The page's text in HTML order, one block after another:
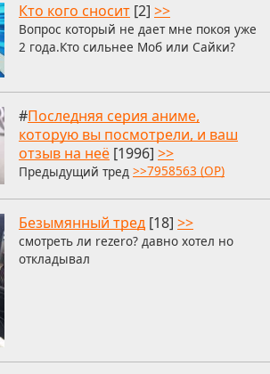
Кто кого сносит [2] >>
Вопрос который не дает мне покоя уже
2 года.Кто сильнее Моб или Сайки?
#Последняя серия аниме,
которую вы посмотрели, и ваш
отзыв на неё [1996] >>
Предыдущий тред >>7958563 (OP)
Безымянный тред [18] >>
смотреть ли rezero? давно хотел но
откладывал